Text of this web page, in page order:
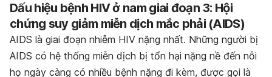
Dấu hiệu bệnh HIV ở nam giai đoạn 3: Hội
chứng suy giảm miễn dịch mắc phải (AIDS)
AIDS là giai đoạn nhiễm HIV nặng nhất. Những người bị
AIDS có hệ thống miễn dịch bị tổn hại nặng nề đến nỗi
họ ngày càng có nhiều bệnh nặng đi kèm, được gọi là